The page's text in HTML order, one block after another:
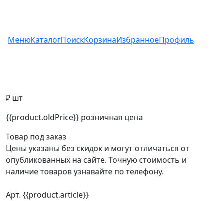
МенюКаталогПоискКорзинаИзбранноеПрофиль
₽ шт
{{product.oldPrice}} розничная цена
Товар под заказ
Цены указаны без скидок и могут отличаться от
опубликованных на сайте. Точную стоимость и
наличие товаров узнавайте по телефону.
Арт. {{product.article}}